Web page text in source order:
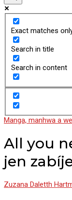
Exact matches
Search in title
Search in content
Manga, manhwa a
All you
jen
Zuzana Daletth